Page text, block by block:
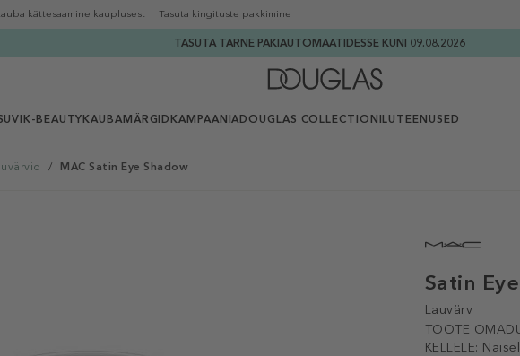
kättesaamine kauplusest Tasuta kingituste pakkimine
TASUTA TARNE PAKIAUTOMAATIDESSE KUNI 09.08.2026
K-BEAUTY KAUBAMÄRGID KAMPAANIADOUGLAS COLLECTION ILUTEENUSED
/ MAC Satin Eye Shadow
Satin
Lauvärv
TOOTE
KELLELE: